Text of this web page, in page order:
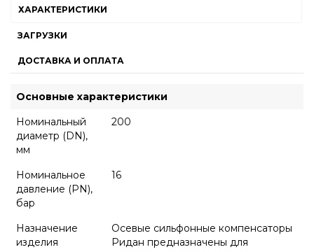
ХАРАКТЕРИСТИКИ
ЗАГРУЗКИ
ДОСТАВКА И ОПЛАТА
Основные характеристики
Номинальный
диаметр (DN),
мм
200
Номинальное
давление (PN),
бар
16
Назначение
изделия
Осевые сильфонные компенсаторы
Ридан предназначены для